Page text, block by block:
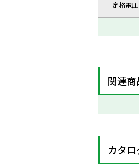
定格電圧
関連商
カタ